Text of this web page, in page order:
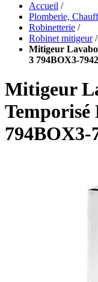
Accueil /
Plomberie,
Robinetterie /
Robinet mitigeur /
Mitigeur Lavabo
3 794BOX3-
Mitigeur
Temporisé
794BOX3-